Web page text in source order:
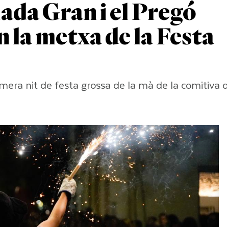
Gran i el Pregó
metxa de la Festa
nit de festa grossa de la mà de la comitiva